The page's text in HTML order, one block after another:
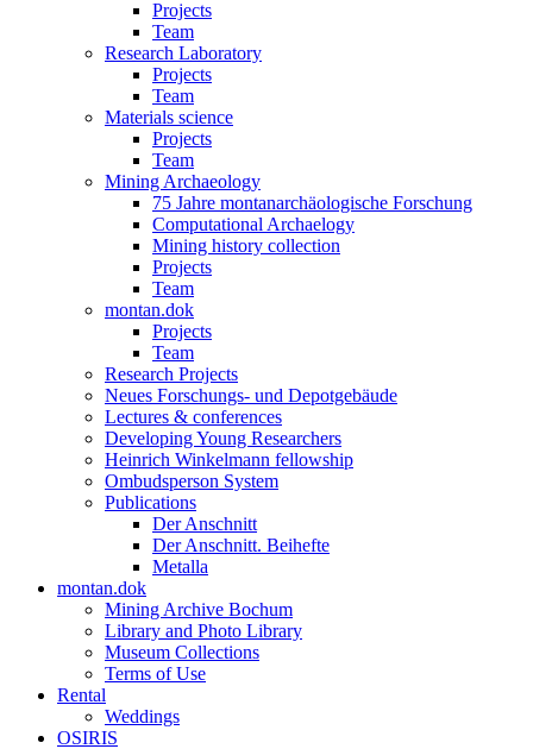
Projects
Team
Research Laboratory
Projects
Team
Materials science
Projects
Team
Mining Archaeology
75 Jahre montanarchäologische Forschung
Computational Archaelogy
Mining history collection
Projects
Team
montan.dok
Projects
Team
Research Projects
Neues Forschungs- und Depotgebäude
Lectures & conferences
Developing Young Researchers
Heinrich Winkelmann fellowship
Ombudsperson System
Publications
Der Anschnitt
Der Anschnitt. Beihefte
Metalla
montan.dok
Mining Archive Bochum
Library and Photo Library
Museum Collections
Terms of Use
Rental
Weddings
OSIRIS